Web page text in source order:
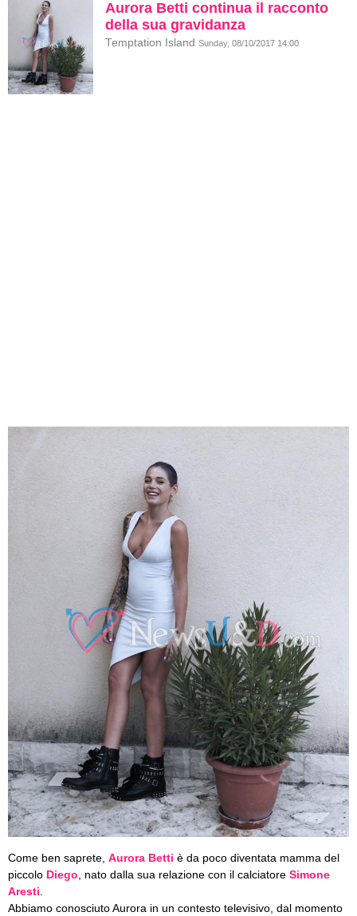
Aurora Betti continua il racconto
della sua gravidanza
Temptation Island Sunday, 08/10/2017 14:00
Come ben saprete, Aurora Betti è da poco diventata mamma del
piccolo Diego , nato dalla sua relazione con il calciatore Simone
Aresti
Abbiamo conosciuto Aurora in un contesto televisivo, dal momento